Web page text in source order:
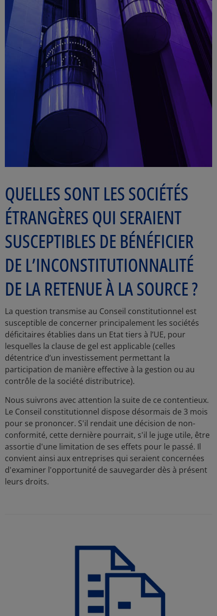
QUELLES SONT LES SOCIÉTÉS
ÉTRANGÈRES QUI SERAIENT
SUSCEPTIBLES DE BÉNÉFICIER
DE L’INCONSTITUTIONNALITÉ
DE LA RETENUE À LA SOURCE ?
La question transmise au Conseil constitutionnel est
susceptible de concerner principalement les sociétés
déficitaires établies dans un Etat tiers à l’UE, pour
lesquelles la clause de gel est applicable (celles
détentrice d’un investissement permettant la
participation de manière effective à la gestion ou au
contrôle de la société distributrice).
Nous suivrons avec attention la suite de ce contentieux.
Le Conseil constitutionnel dispose désormais de 3 mois
pour se prononcer. S'il rendait une décision de non-
conformité, cette dernière pourrait, s'il le juge utile, être
assortie d'une limitation de ses effets pour le passé. Il
convient ainsi aux entreprises qui seraient concernées
d'examiner l'opportunité de sauvegarder dès à présent
leurs droits.